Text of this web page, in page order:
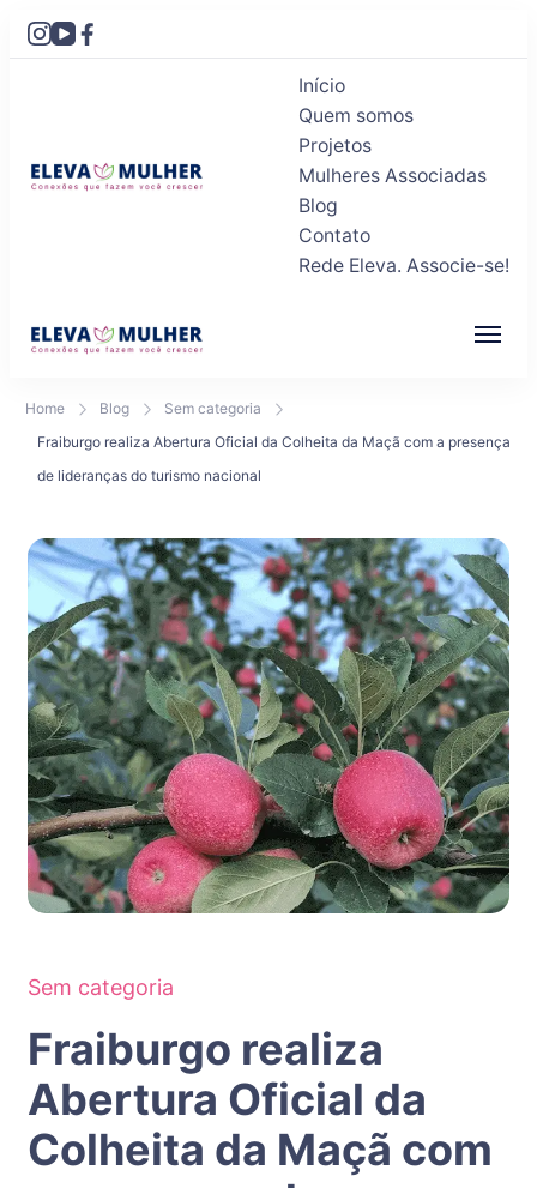
Eleva Mulher
Conexões que fazem você crescer
Início
Quem somos
Projetos
Mulheres Associadas
Blog
Contato
Rede Eleva. Associe-se!
Home Blog
Sem categoria
Fraiburgo realiza Abertura Oficial da Colheita da Maçã com a presença
de lideranças do turismo nacional
Sem categoria
Fraiburgo realiza
Abertura Oficial da
Colheita da Maçã com